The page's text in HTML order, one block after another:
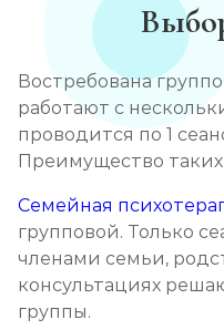
Востребована
работают с
проводится по 1
Преимущество таких
Семейная
групповой. Только
членами семьи,
консультациях
группы.